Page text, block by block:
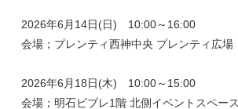
2026年6月14日(日) 10:00～16:00
会場；プレンティ西神中央 プレンティ広場
2026年6月18日(木) 10:00～15:00
会場；明石ビブレ1階 北側イベントスペース